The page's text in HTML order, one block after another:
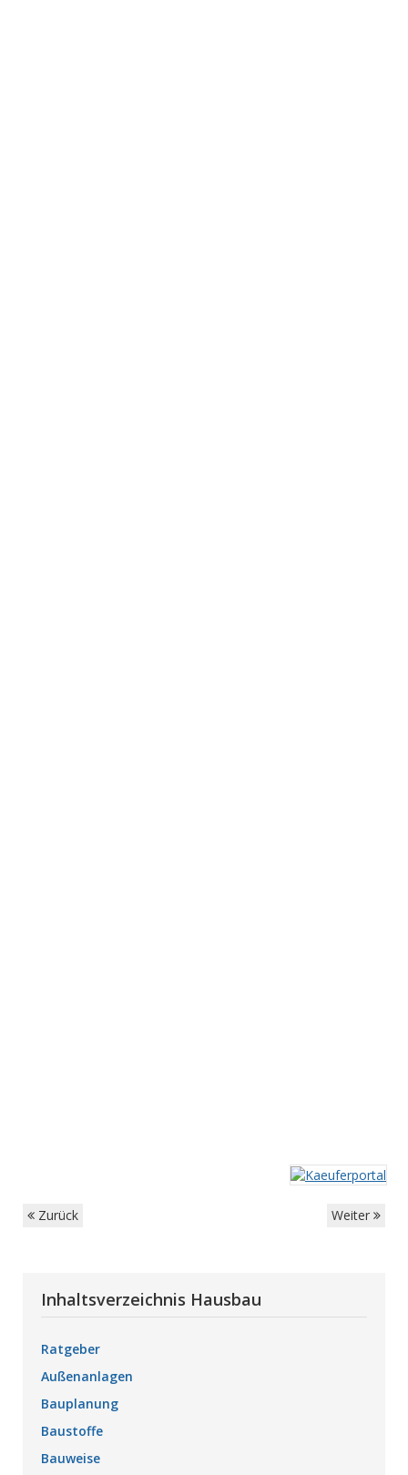
Zurück Weiter
Inhaltsverzeichnis Hausbau
Ratgeber
Außenanlagen
Bauplanung
Baustoffe
Bauweise